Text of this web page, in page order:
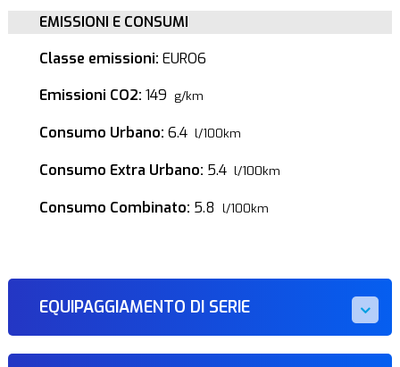
EMISSIONI E CONSUMI
Classe emissioni: EURO6
Emissioni CO2: 149 g/km
Consumo Urbano: 6.4 l/100km
Consumo Extra Urbano: 5.4 l/100km
Consumo Combinato: 5.8 l/100km
EQUIPAGGIAMENTO DI SERIE